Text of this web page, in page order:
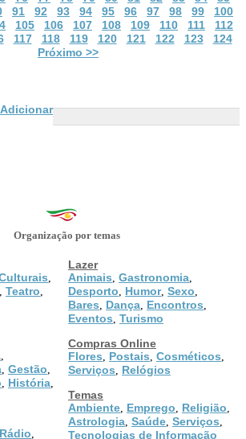
91 92 93 94 95 96 97 98 99
100
105 106 107 108 109 110 111
112
117 118 119 120 121 122 123
124
Próximo >>
Adicionar
Organização por temas
Teatro
Gestão
História
Rádio
Lazer
Animais Gastronomia
Desporto Humor, Sexo
Bares Dança Encontros
Eventos Turismo
Compras Online
Flores
Postais Cosméticos
Serviços
Relógios
Temas
Ambiente Emprego Religião
Astrologia Saúde Serviços
Tecnologias de Informação